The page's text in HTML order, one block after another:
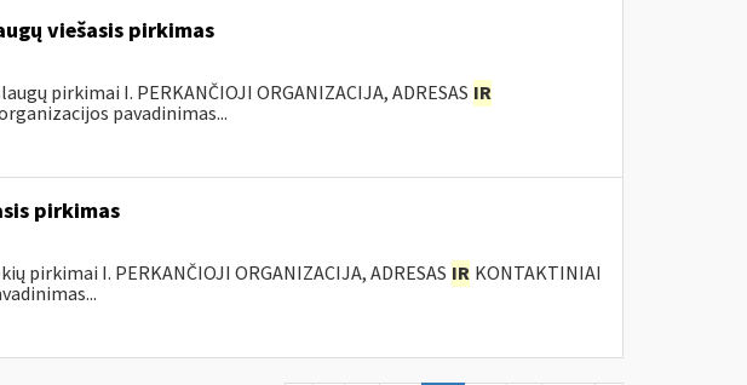
viešasis pirkimas
pirkimai I. PERKANČIOJI ORGANIZACIJA, ADRESAS IR
pavadinimas...
pirkimas
pirkimai I. PERKANČIOJI ORGANIZACIJA, ADRESAS IR KONTAKTINIAI